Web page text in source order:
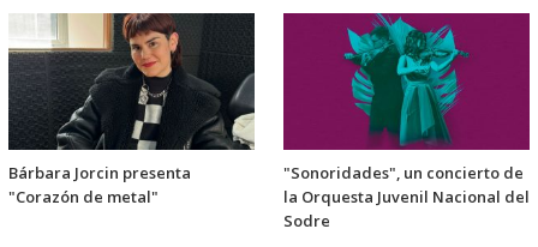
Bárbara Jorcin presenta
"Corazón de metal"
"Sonoridades", un concierto de
la Orquesta Juvenil Nacional del
Sodre